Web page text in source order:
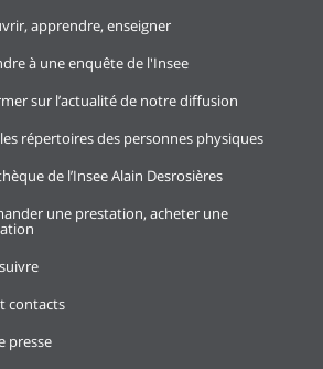
apprendre, enseigner
à une enquête de l'Insee
sur l’actualité de notre diffusion
répertoires des personnes physiques
de l’Insee Alain Desrosières
une prestation, acheter une
contacts
presse